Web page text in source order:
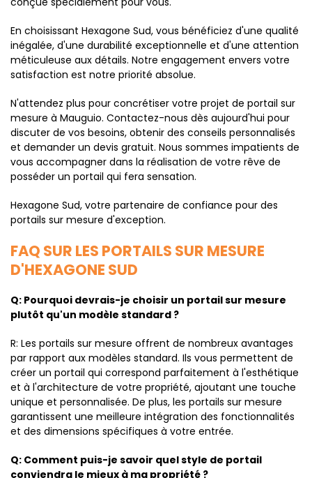
En choisissant Hexagone Sud, vous bénéficiez d'une qualité
inégalée, d'une durabilité exceptionnelle et d'une attention
méticuleuse aux détails. Notre engagement envers votre
satisfaction est notre priorité absolue.
N'attendez plus pour concrétiser votre projet de portail sur
mesure à Mauguio. Contactez-nous dès aujourd'hui pour
discuter de vos besoins, obtenir des conseils personnalisés
et demander un devis gratuit. Nous sommes impatients de
vous accompagner dans la réalisation de votre rêve de
posséder un portail qui fera sensation.
Hexagone Sud, votre partenaire de confiance pour des
portails sur mesure d'exception.
FAQ SUR LES PORTAILS SUR MESURE
D'HEXAGONE SUD
Q: Pourquoi devrais-je choisir un portail sur mesure
plutôt qu'un modèle standard ?
R: Les portails sur mesure offrent de nombreux avantages
par rapport aux modèles standard. Ils vous permettent de
créer un portail qui correspond parfaitement à l'esthétique
et à l'architecture de votre propriété, ajoutant une touche
unique et personnalisée. De plus, les portails sur mesure
garantissent une meilleure intégration des fonctionnalités
et des dimensions spécifiques à votre entrée.
Q: Comment puis-je savoir quel style de portail
conviendra le mieux à ma propriété ?